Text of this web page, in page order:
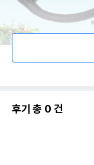
품명 및 모델명
후기 총 0 건